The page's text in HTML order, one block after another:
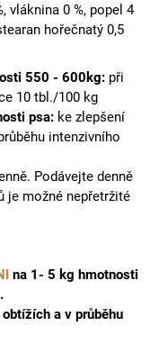
vláknina 0 %, popel 4
hořečnatý 0,5
550 - 600kg: při
10 tbl./100 kg
psa: ke zlepšení
intenzivního
Podávejte denně
je možné nepřetržité
na 1- 5 kg hmotnosti
obtížích a v průběhu